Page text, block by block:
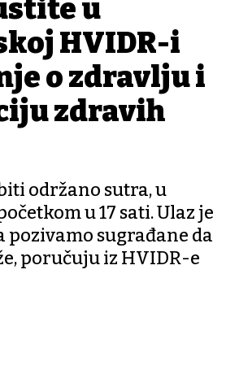
u
HVIDR-i
o zdravlju i
zdravih
održano sutra, u
u 17 sati. Ulaz je
pozivamo sugrađane da
poručuju iz HVIDR-e